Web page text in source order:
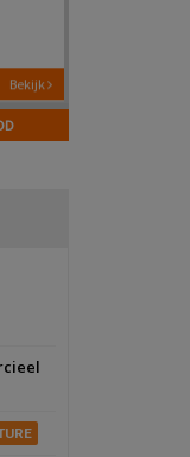
Bekijk